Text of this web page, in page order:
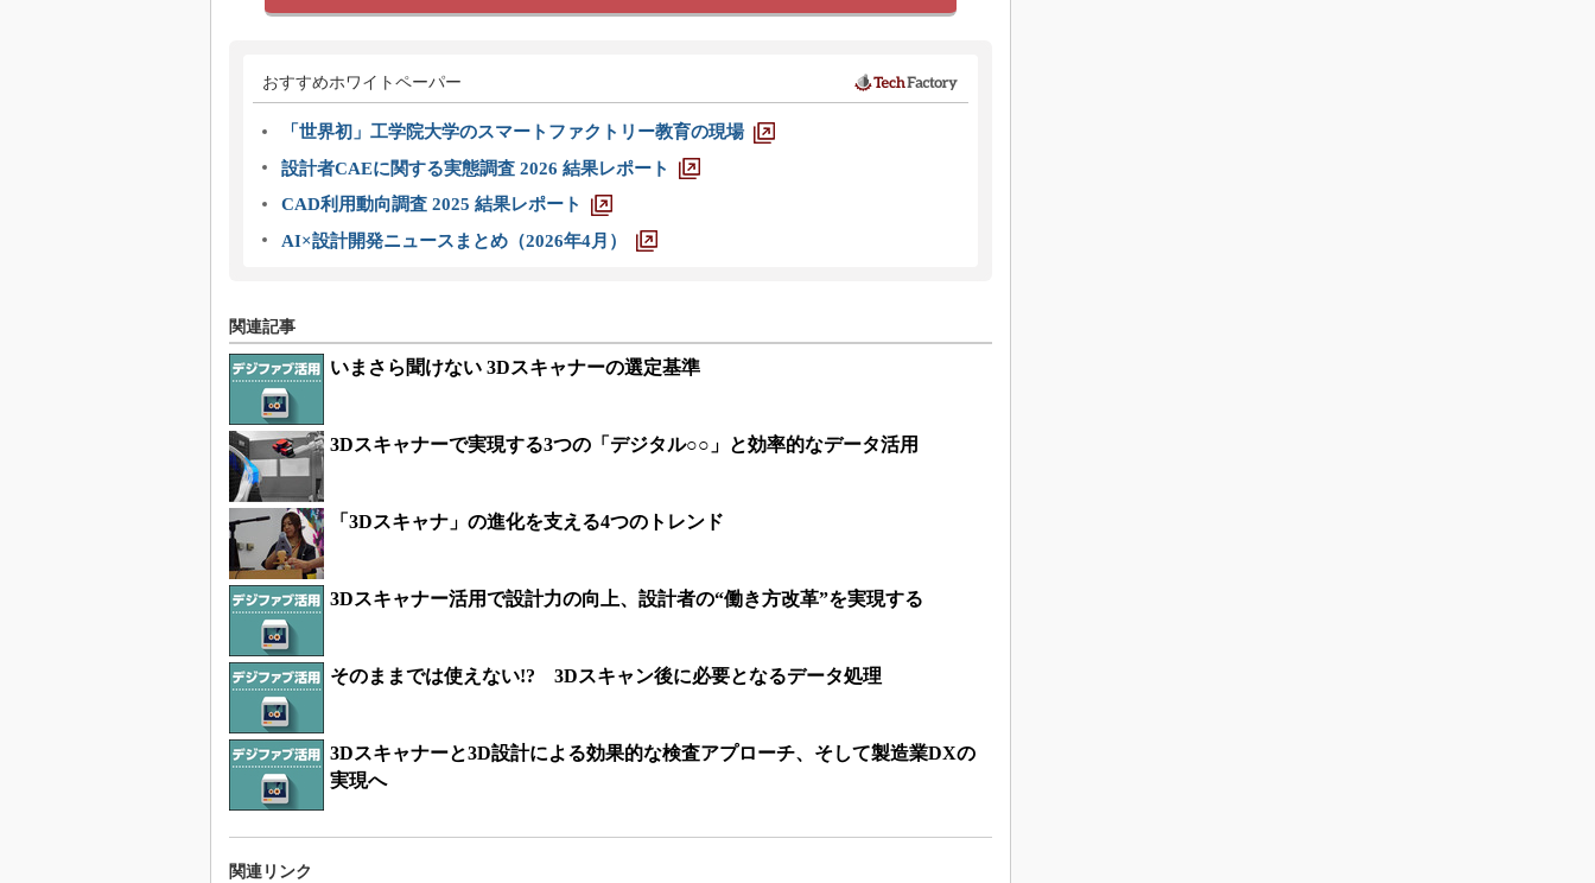
おすすめホワイトペーパー
「世界初」工学院大学のスマートファクトリー教育の現場
設計者CAEに関する実態調査 2026 結果レポート
CAD利用動向調査 2025 結果レポート
AI×設計開発ニュースまとめ（2026年4月）
関連記事
いまさら聞けない 3Dスキャナーの選定基準
3Dスキャナーで実現する3つの「デジタル○○」と効率的なデータ活用
「3Dスキャナ」の進化を支える4つのトレンド
3Dスキャナー活用で設計力の向上、設計者の“働き方改革”を実現する
そのままでは使えない!? 3Dスキャン後に必要となるデータ処理
3Dスキャナーと3D設計による効果的な検査アプローチ、そして製造業DXの
実現へ
関連リンク